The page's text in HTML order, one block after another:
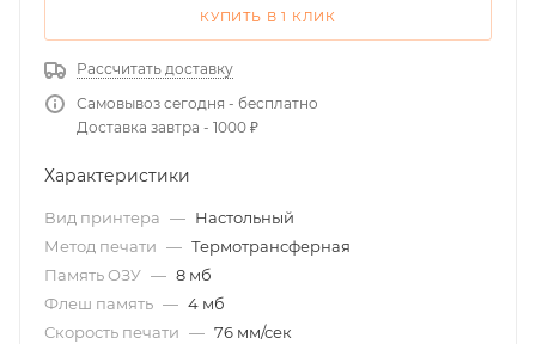
КУПИТЬ В 1 КЛИК
Рассчитать доставку
Самовывоз сегодня - бесплатно
Доставка завтра - 1000 ₽
Характеристики
Вид принтера — Настольный
Метод печати — Термотрансферная
Память ОЗУ — 8 мб
Флеш память — 4 мб
Скорость печати — 76 мм/сек